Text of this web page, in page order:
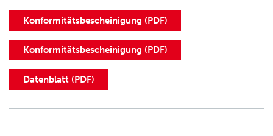
Konformitätsbescheinigung (PDF)
Konformitätsbescheinigung (PDF)
Datenblatt (PDF)